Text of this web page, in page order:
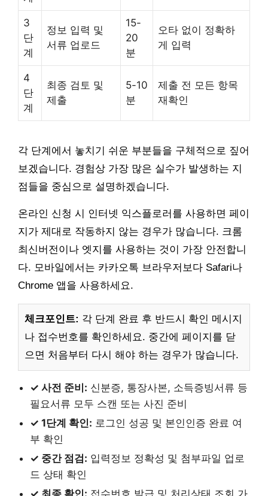
3
단
계
정보 입력 및
서류 업로드
15-
20
분
오타 없이 정확하
게 입력
4
단
계
최종 검토 및
제출
5-10
분
제출 전 모든 항목
재확인
각 단계에서 놓치기 쉬운 부분들을 구체적으로 짚어
보겠습니다. 경험상 가장 많은 실수가 발생하는 지
점들을 중심으로 설명하겠습니다.
온라인 신청 시 인터넷 익스플로러를 사용하면 페이
지가 제대로 작동하지 않는 경우가 많습니다. 크롬
최신버전이나 엣지를 사용하는 것이 가장 안전합니
다. 모바일에서는 카카오톡 브라우저보다 Safari나
Chrome 앱을 사용하세요.
체크포인트: 각 단계 완료 후 반드시 확인 메시지
나 접수번호를 확인하세요. 중간에 페이지를 닫
으면 처음부터 다시 해야 하는 경우가 많습니다.
✓ 사전 준비: 신분증, 통장사본, 소득증빙서류 등
필요서류 모두 스캔 또는 사진 준비
✓ 1단계 확인: 로그인 성공 및 본인인증 완료 여
부 확인
✓ 중간 점검: 입력정보 정확성 및 첨부파일 업로
드 상태 확인
✓ 최종 확인: 접수번호 발급 및 처리상태 조회 가